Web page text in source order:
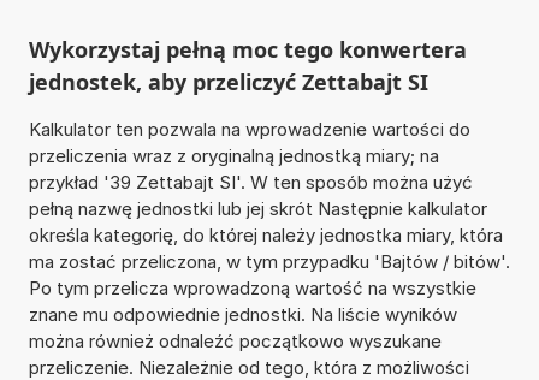
Wykorzystaj pełną moc tego konwertera
jednostek, aby przeliczyć Zettabajt SI
Kalkulator ten pozwala na wprowadzenie wartości do
przeliczenia wraz z oryginalną jednostką miary; na
przykład '39 Zettabajt SI'. W ten sposób można użyć
pełną nazwę jednostki lub jej skrót Następnie kalkulator
określa kategorię, do której należy jednostka miary, która
ma zostać przeliczona, w tym przypadku 'Bajtów / bitów'.
Po tym przelicza wprowadzoną wartość na wszystkie
znane mu odpowiednie jednostki. Na liście wyników
można również odnaleźć początkowo wyszukane
przeliczenie. Niezależnie od tego, która z możliwości